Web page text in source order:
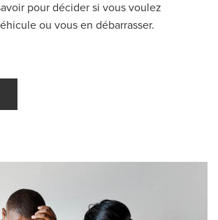
pour décider si vous voulez
ou vous en débarrasser.